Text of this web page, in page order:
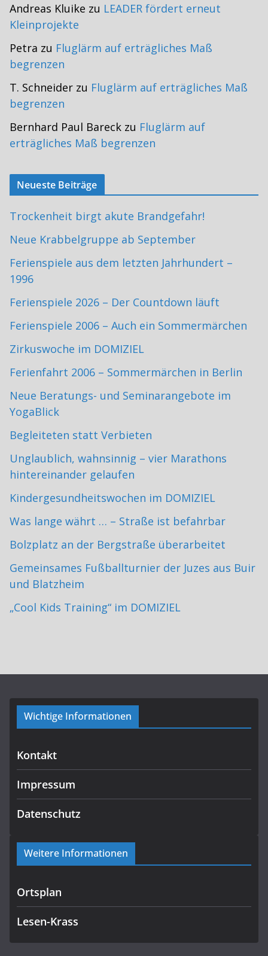
Andreas Kluike zu LEADER fördert erneut
Kleinprojekte
Petra zu Fluglärm auf erträgliches Maß
begrenzen
T. Schneider zu Fluglärm auf erträgliches Maß
begrenzen
Bernhard Paul Bareck zu Fluglärm auf
erträgliches Maß begrenzen
Neueste Beiträge
Trockenheit birgt akute Brandgefahr!
Neue Krabbelgruppe ab September
Ferienspiele aus dem letzten Jahrhundert –
1996
Ferienspiele 2026 – Der Countdown läuft
Ferienspiele 2006 – Auch ein Sommermärchen
Zirkuswoche im DOMIZIEL
Ferienfahrt 2006 – Sommermärchen in Berlin
Neue Beratungs- und Seminarangebote im
YogaBlick
Begleiteten statt Verbieten
Unglaublich, wahnsinnig – vier Marathons
hintereinander gelaufen
Kindergesundheitswochen im DOMIZIEL
Was lange währt … – Straße ist befahrbar
Bolzplatz an der Bergstraße überarbeitet
Gemeinsames Fußballturnier der Juzes aus Buir
und Blatzheim
„Cool Kids Training“ im DOMIZIEL
Wichtige Informationen
Kontakt
Impressum
Datenschutz
Weitere Informationen
Ortsplan
Lesen-Krass